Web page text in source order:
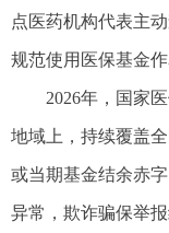
点医药机构代表主
规范使用医保基金作
2026年，国家
地域上，持续覆盖
或当期基金结余赤
异常，欺诈骗保举